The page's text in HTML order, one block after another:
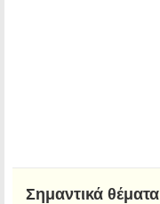
Σημαντικά θέματα